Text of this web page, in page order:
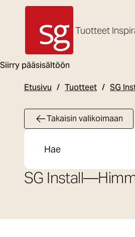
Siirry pääsisältöön
SG Armaturen
Tuotteet
Etusivu Tuotteet SG
Takaisin valikoimaan
Etsi
SG Install—